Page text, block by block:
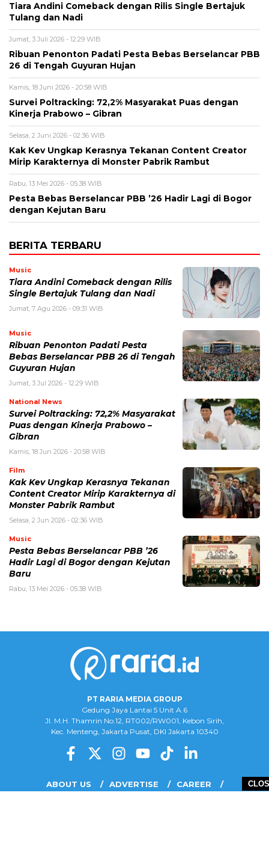
Tiara Andini Comeback dengan Rilis Single Bertajuk
Tulang dan Nadi
Jumat, 3 Juli 2026 - 12:29 WIB
Ribuan Penonton Padati Pesta Bebas Berselancar PBB
26 di Tengah Guyuran Hujan
Kamis, 18 Juni 2026 - 20:58 WIB
Survei Poltracking: 72,2% Masyarakat Puas dengan
Kinerja Prabowo – Gibran
Selasa, 2 Juni 2026 - 02:36 WIB
Kak Kev Ungkap Kerasnya Tekanan Content Creator
Mirip Karakternya di Monster Pabrik Rambut
Rabu, 13 Mei 2026 - 05:38 WIB
Pesta Bebas Berselancar PBB ’26 Hadir Lagi di Bogor
dengan Kejutan Baru
BERITA TERBARU
Music
Tiara Andini Comeback dengan Rilis
Single Bertajuk Tulang dan Nadi
Jumat, 7 Agu 2026 - 09:31 WIB
Music
Ribuan Penonton Padati Pesta
Bebas Berselancar PBB 26 di Tengah
Guyuran Hujan
Jumat, 3 Jul 2026 - 12:29 WIB
National News
Survei Poltracking: 72,2% Masyarakat
Puas dengan Kinerja Prabowo –
Gibran
Kamis, 18 Jun 2026 - 20:58 WIB
Film
Kak Kev Ungkap Kerasnya Tekanan
Content Creator Mirip Karakternya di
Monster Pabrik Rambut
Selasa, 2 Jun 2026 - 02:36 WIB
Music
Pesta Bebas Berselancar PBB ’26
Hadir Lagi di Bogor dengan Kejutan
Baru
Rabu, 13 Mei 2026 - 05:38 WIB
PT RARIA MEDIA GROUP
Gedung Jaya Lantai 5 Unit A.6
Jl. M.H. Thamrin No.12, RT002/RW001, Kebon Sirih,
Kec. Menteng, Jakarta Pusat, DKI Jakarta 10340
ABOUT US ADVERTISE
CAREER